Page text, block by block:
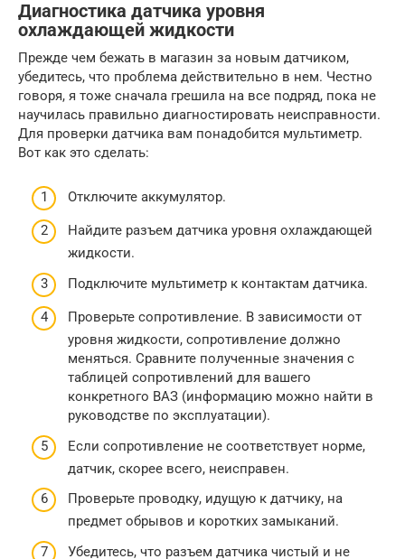
Диагностика датчика уровня
охлаждающей жидкости
Прежде чем бежать в магазин за новым датчиком,
убедитесь, что проблема действительно в нем. Честно
говоря, я тоже сначала грешила на все подряд, пока не
научилась правильно диагностировать неисправности.
Для проверки датчика вам понадобится мультиметр.
Вот как это сделать:
Отключите аккумулятор.
Найдите разъем датчика уровня охлаждающей
жидкости.
Подключите мультиметр к контактам датчика.
Проверьте сопротивление. В зависимости от
уровня жидкости, сопротивление должно
меняться. Сравните полученные значения с
таблицей сопротивлений для вашего
конкретного ВАЗ (информацию можно найти в
руководстве по эксплуатации).
Если сопротивление не соответствует норме,
датчик, скорее всего, неисправен.
Проверьте проводку, идущую к датчику, на
предмет обрывов и коротких замыканий.
Убедитесь, что разъем датчика чистый и не